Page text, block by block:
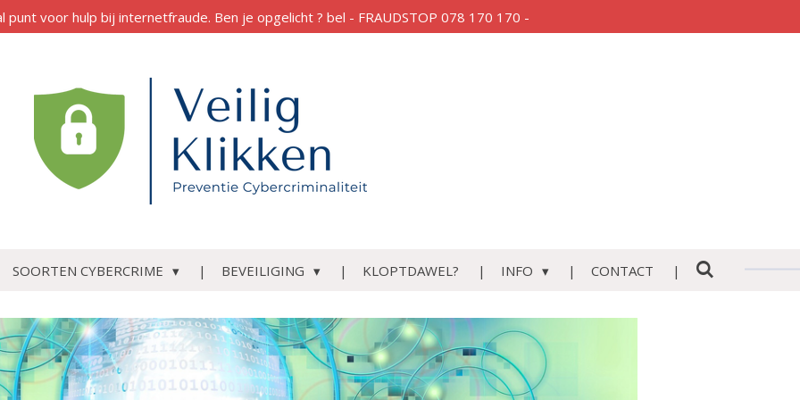
punt voor hulp bij internetfraude. Ben je opgelicht ? bel - FRAUDSTOP 078 170 170 -
SOORTEN CYBERCRIME BEVEILIGING KLOPTDAWEL? INFO CONTACT